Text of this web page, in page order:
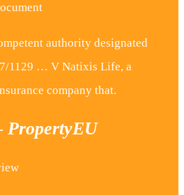
authority designated
1129 … V Natixis Life, a
company that.
PropertyEU